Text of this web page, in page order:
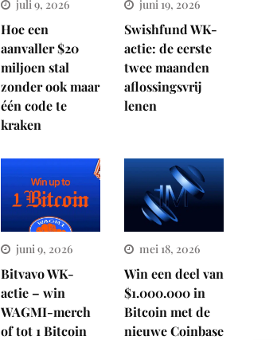
juli 9, 2026
Hoe een
aanvaller $20
miljoen stal
zonder ook maar
één code te
kraken
juni 19, 2026
Swishfund WK-
actie: de eerste
twee maanden
aflossingsvrij
lenen
juni 9, 2026
Bitvavo WK-
actie – win
WAGMI-merch
of tot 1 Bitcoin
mei 18, 2026
Win een deel van
$1.000.000 in
Bitcoin met de
nieuwe Coinbase